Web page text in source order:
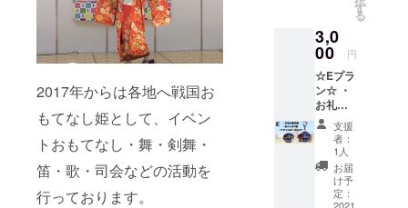
2017年からは各地へ戦国お
もてなし姫として、イベン
トおもてなし・舞・剣舞・
笛・歌・司会などの活動を
行っております。
せ下さ
い。
を郵送
送り致
しま
す。 ※
写真は
多少変
更とな
る可能
性もあ
りま
す。 ＊
備考欄
への記
す
る
3,0
00 円
☆Eプラ
ン☆ ・
お礼の
御手紙
・松本
城×ちび
キャラ
缶バッ
ジ ・松
支援
者：
1人
お届
け予
定：
2021